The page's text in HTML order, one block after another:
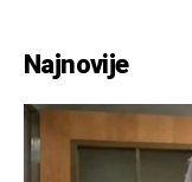
Najnovije